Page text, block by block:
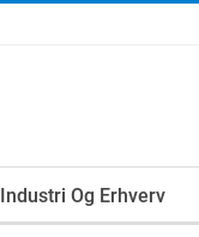
Industri Og Erhverv